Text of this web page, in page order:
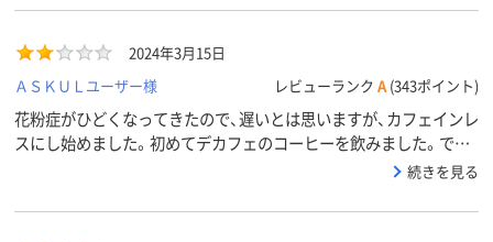
2024年3月15日
ＡＳＫＵＬユーザー様
レビューランク A (343ポイント)
花粉症がひどくなってきたので、遅いとは思いますが、カフェインレ
スにし始めました。初めてデカフェのコーヒーを飲みました。でも
やっぱり、カフェインがある方が自分好みですが、体調改善の為に飲
続きを見る